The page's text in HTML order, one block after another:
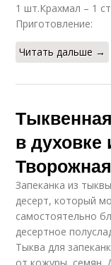
1 шт.Крахмал – 1
Приготовление:
Читать дальше →
в духовке
Запеканка из
десерт, который
самостоятельно
десертное
Тыква для
от кожуры, семян.